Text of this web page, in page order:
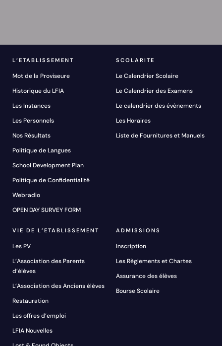
L’ETABLISSEMENT
Mot de la Proviseure
Historique du LFIA
Les Instances
Les Personnels
Nos Résultats
Politique de Langues
School Development Plan
Politique de Confidentialité
Webradio
OPEN DAY SURVEY FORM
SCOLARITE
Le Calendrier Scolaire
Le Calendrier des Examens
Le calendrier des évènements
Les Horaires
Liste de Fournitures et Manuels
ADMISSIONS
Inscription
Les Règlements et Chartes
Assurance des élèves
Bourse Scolaire
VIE DE L’ETABLISSEMENT
Les PV
L’Association des Parents
d’élèves
L’Association des Anciens élèves
Restauration
Les offres d’emploi
LFIA Nouvelles